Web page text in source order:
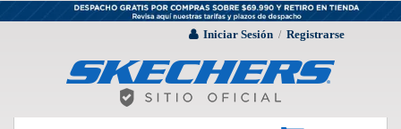
Iniciar Sesión / Registrarse